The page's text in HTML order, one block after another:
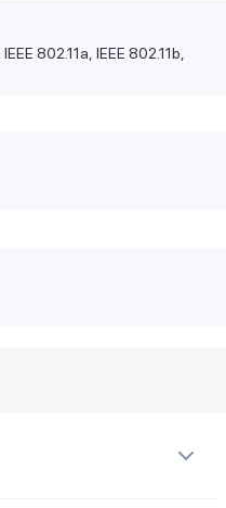
IEEE 802.11a IEEE 802.11b